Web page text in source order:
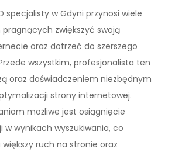
specjalisty w Gdyni przynosi wiele
zwiększyć swoją
oraz dotrzeć do szerszego
wszystkim, profesjonalista ten
oraz doświadczeniem niezbędnym
strony internetowej.
możliwe jest osiągnięcie
w wynikach wyszukiwania, co
większy ruch na stronie oraz